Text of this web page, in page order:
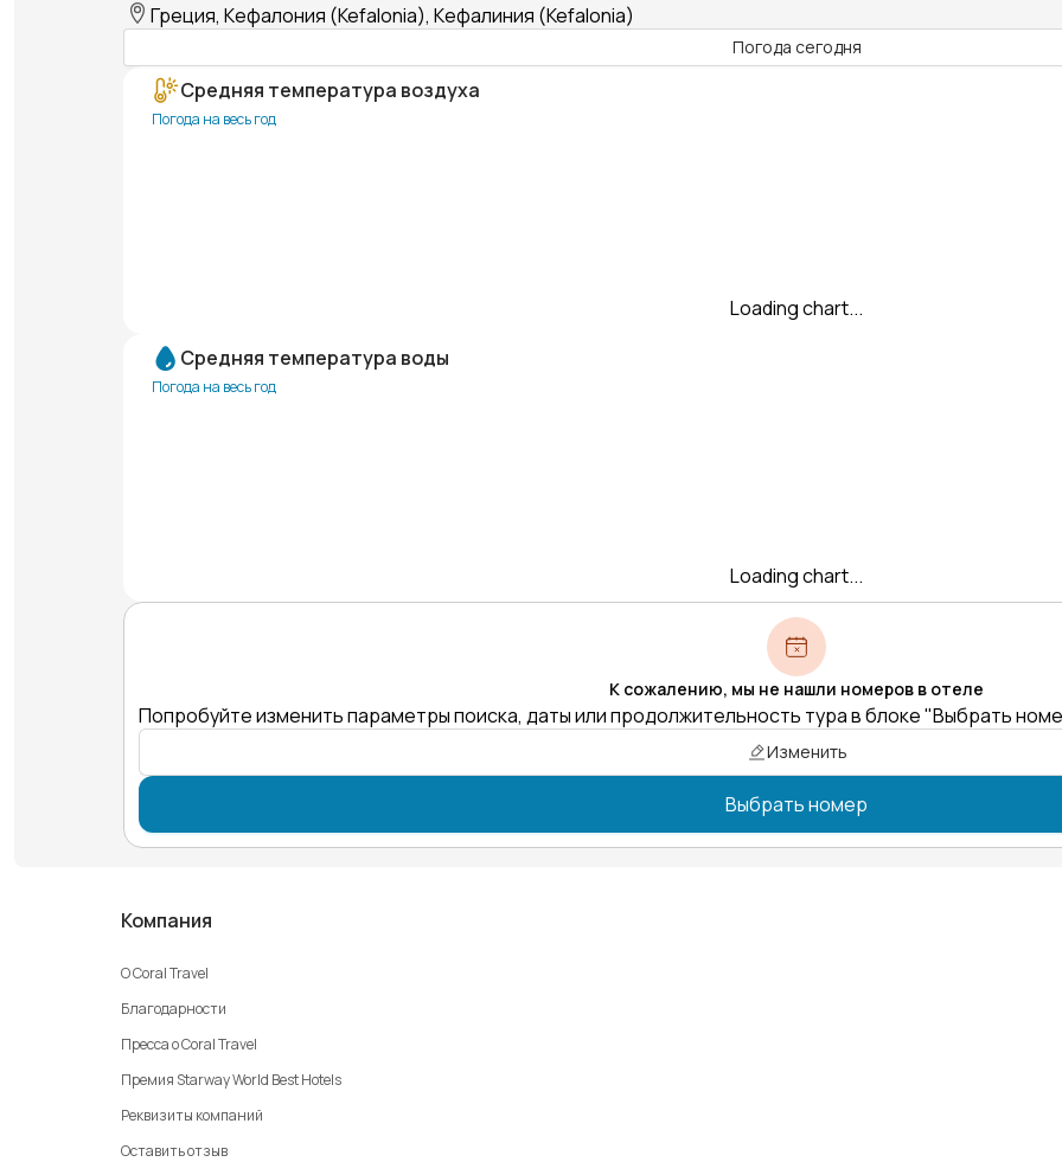
Греция, Кефалония (Kefalonia), Кефалиния (Kefalonia)
Погода сегодня
Средняя температура воздуха
Погода на весь год
Loading chart...
Средняя температура воды
Погода на весь год
Loading chart...
К сожалению, мы не нашли номеров в отеле
Попробуйте изменить параметры поиска, даты или продолжительность тура в блоке "Выбрать
Изменить
Выбрать номер
Компания
О Coral Travel
Благодарности
Пресса о Coral Travel
Премия Starway World Best Hotels
Реквизиты компаний
Оставить отзыв